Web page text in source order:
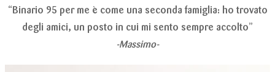
“Binario 95 per me è come una seconda famiglia: ho trovato
degli amici, un posto in cui mi sento sempre accolto”
-Massimo-